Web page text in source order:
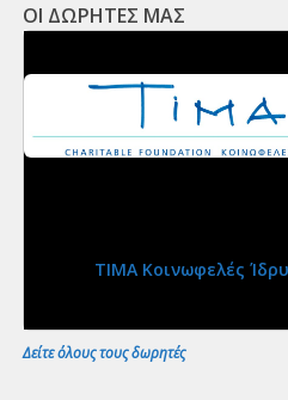
ΟΙ ΔΩΡΗΤΕΣ ΜΑΣ
ΤΙΜΑ Κοινωφελές
Δείτε όλους τους δωρητές